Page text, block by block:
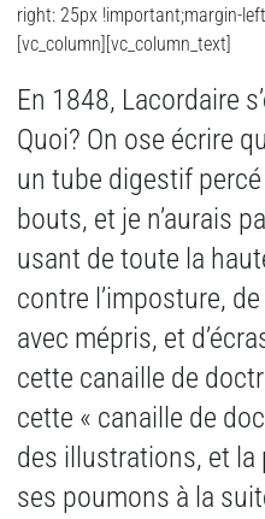
right: 25px !important;margin-
[vc_column][vc_column_text]
En 1848, Lacordaire
Quoi? On ose écrire
un tube digestif
bouts, et je n’aurais
usant de toute la
contre l’imposture,
avec mépris, et
cette canaille de
cette « canaille de
des illustrations, et la
ses poumons à la